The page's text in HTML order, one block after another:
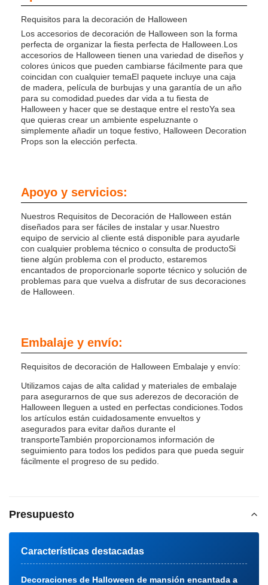
Requisitos para la decoración de Halloween
Los accesorios de decoración de Halloween son la forma
perfecta de organizar la fiesta perfecta de Halloween.Los
accesorios de Halloween tienen una variedad de diseños y
colores únicos que pueden cambiarse fácilmente para que
coincidan con cualquier temaEl paquete incluye una caja
de madera, película de burbujas y una garantía de un año
para su comodidad.puedes dar vida a tu fiesta de
Halloween y hacer que se destaque entre el restoYa sea
que quieras crear un ambiente espeluznante o
simplemente añadir un toque festivo, Halloween Decoration
Props son la elección perfecta.
Apoyo y servicios:
Nuestros Requisitos de Decoración de Halloween están
diseñados para ser fáciles de instalar y usar.Nuestro
equipo de servicio al cliente está disponible para ayudarle
con cualquier problema técnico o consulta de productoSi
tiene algún problema con el producto, estaremos
encantados de proporcionarle soporte técnico y solución de
problemas para que vuelva a disfrutar de sus decoraciones
de Halloween.
Embalaje y envío:
Requisitos de decoración de Halloween Embalaje y envío:
Utilizamos cajas de alta calidad y materiales de embalaje
para asegurarnos de que sus aderezos de decoración de
Halloween lleguen a usted en perfectas condiciones.Todos
los artículos están cuidadosamente envueltos y
asegurados para evitar daños durante el
transporteTambién proporcionamos información de
seguimiento para todos los pedidos para que pueda seguir
fácilmente el progreso de su pedido.
Presupuesto
Características destacadas
Decoraciones de Halloween de mansión encantada a